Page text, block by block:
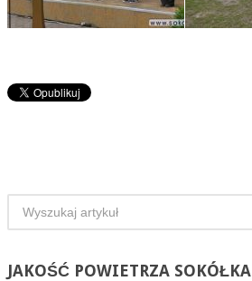
JAKOŚĆPOWIETRZA SOKÓŁKA